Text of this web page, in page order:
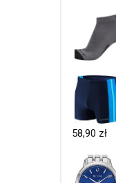
58,90 zł